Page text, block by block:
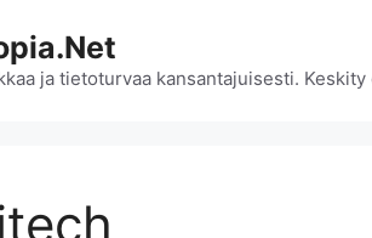
ja tietoturvaa kansantajuisesti.